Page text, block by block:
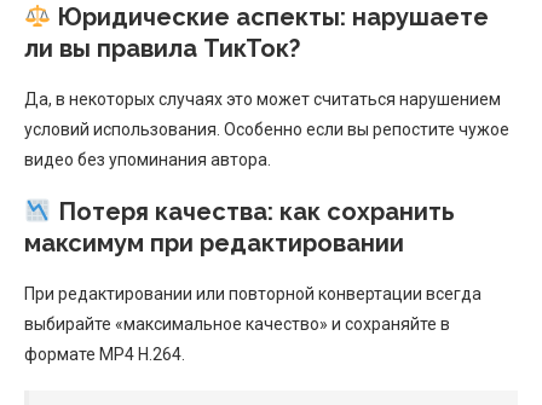
Юридические аспекты: нарушаете
ли вы правила ТикТок?
Да, в некоторых случаях это может считаться нарушением
условий использования. Особенно если вы репостите чужое
видео без упоминания автора.
Потеря качества: как сохранить
максимум при редактировании
При редактировании или повторной конвертации всегда
выбирайте «максимальное качество» и сохраняйте в
формате MP4 H.264.